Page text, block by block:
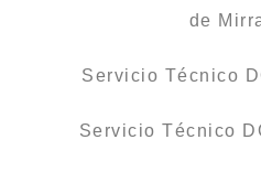
de
Servicio Técnico
Servicio Técnico